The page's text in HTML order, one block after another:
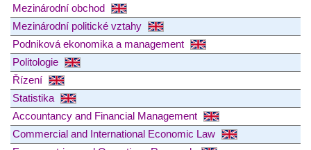
Mezinárodní obchod
Mezinárodní politické vztahy
Podniková ekonomika a management
Politologie
Řízení
Statistika
Accountancy and Financial Management
Commercial and International Economic Law